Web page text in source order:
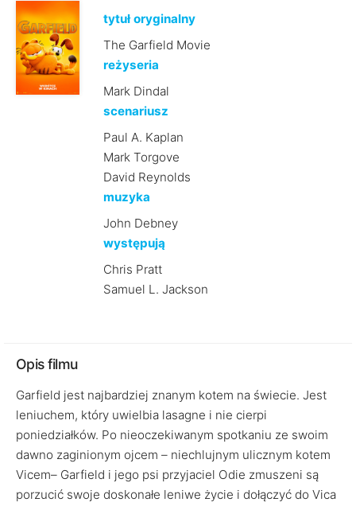
tytuł oryginalny
The Garfield Movie
reżyseria
Mark Dindal
scenariusz
Paul A. Kaplan
Mark Torgove
David Reynolds
muzyka
John Debney
występują
Chris Pratt
Samuel L. Jackson
Opis filmu
Garfield jest najbardziej znanym kotem na świecie. Jest
leniuchem, który uwielbia lasagne i nie cierpi
poniedziałków. Po nieoczekiwanym spotkaniu ze swoim
dawno zaginionym ojcem – niechlujnym ulicznym kotem
Vicem– Garfield i jego psi przyjaciel Odie zmuszeni są
porzucić swoje doskonałe leniwe życie i dołączyć do Vica